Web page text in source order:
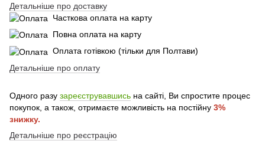
Детальніше про доставку
Часткова оплата на карту
Повна оплата на карту
Оплата готівкою (тільки для Полтави)
Детальніше про оплату
Одного разу зареєструвавшись на сайті, Ви спростите процес
покупок, а також, отримаєте можливість на постійну 3%
знижку.
Детальніше про реєстрацію